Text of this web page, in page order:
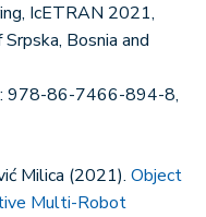
IcETRAN 2021,
Bosnia and
978-86-7466-894-8,
Milica (2021). Object
Multi-Robot